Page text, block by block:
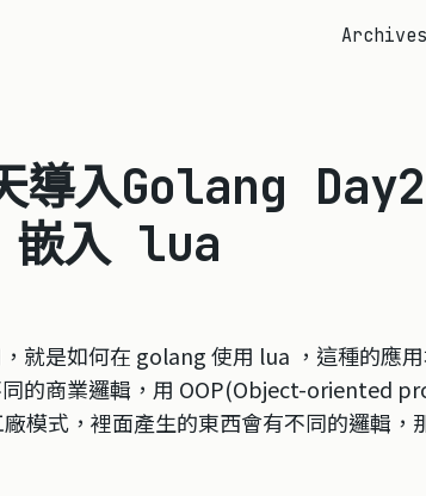
Archives
導入Golang
嵌入 lua
就是如何在 golang 使用 lua ，這種的應
的商業邏輯，用 OOP(Object-oriented
模式，裡面產生的東西會有不同的邏輯，